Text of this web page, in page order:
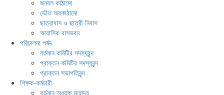
জনবল কাঠামো
ভৌত অবকাঠামো
ছাত্রাবাস ও ছাত্রী নিবাস
আবাসিক বাসভবন
পরিচালনা পর্ষদ
বর্তমান কমিটির সদস্যবৃন্দ
প্রাক্তন কমিটির সদস্যবৃন্দ
প্রাক্তন সভাপতিবৃন্দ
শিক্ষক-কর্মচারী
বর্তমান অধ্যক্ষ মহোদয়